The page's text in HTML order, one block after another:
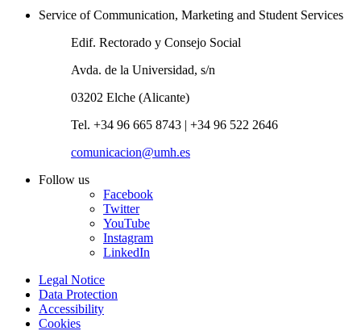
Service of Communication, Marketing and Student Services
Edif. Rectorado y Consejo Social
Avda. de la Universidad, s/n
03202 Elche (Alicante)
Tel. +34 96 665 8743 | +34 96 522 2646
comunicacion@umh.es
Follow us
Facebook
Twitter
YouTube
Instagram
LinkedIn
Legal Notice
Data Protection
Accessibility
Cookies